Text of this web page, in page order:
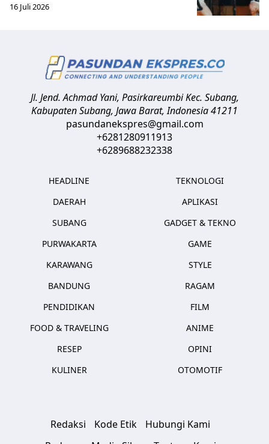
16 Juli 2026
Jl. Jend. Achmad Yani, Pasirkareumbi Kec. Subang,
Kabupaten Subang, Jawa Barat,Indonesia41211
pasundanekspres@gmail.com
+6281280911913
+6289688232338
HEADLINE
DAERAH
SUBANG
PURWAKARTA
KARAWANG
BANDUNG
PENDIDIKAN
FOOD & TRAVELING
RESEP
KULINER
TEKNOLOGI
APLIKASI
GADGET & TEKNO
GAME
STYLE
RAGAM
FILM
ANIME
OPINI
OTOMOTIF
Redaksi Kode Etik
Hubungi Kami